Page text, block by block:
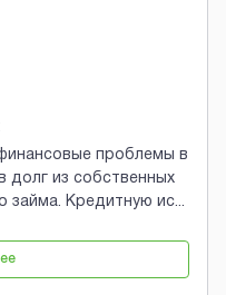
проблемы в
долг из собственных
займа. Кредитную ис...